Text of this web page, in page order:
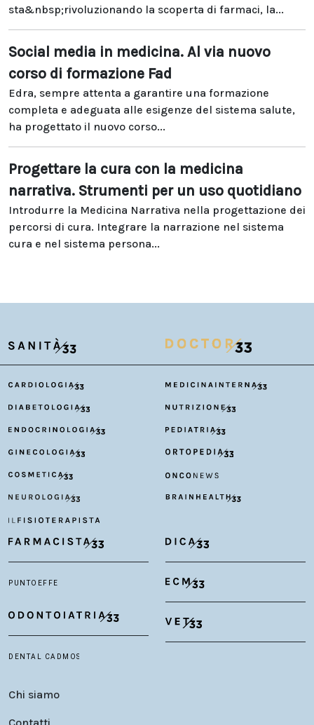
sta&nbsp;rivoluzionando la scoperta di farmaci, la...
Social media in medicina. Al via nuovo
corso di formazione Fad
Edra, sempre attenta a garantire una formazione
completa e adeguata alle esigenze del sistema salute,
ha progettato il nuovo corso...
Progettare la cura con la medicina
narrativa. Strumenti per un uso quotidiano
Introdurre la Medicina Narrativa nella progettazione dei
percorsi di cura. Integrare la narrazione nel sistema
cura e nel sistema persona...
Chi siamo